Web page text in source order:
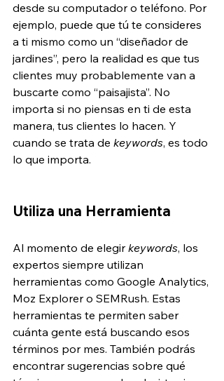
desde su computador o teléfono. Por
ejemplo, puede que tú te consideres
a ti mismo como un “diseñador de
jardines”, pero la realidad es que tus
clientes muy probablemente van a
buscarte como “paisajista”. No
importa si no piensas en ti de esta
manera, tus clientes lo hacen. Y
cuando se trata de keywords, es todo
lo que importa.
Utiliza una Herramienta
Al momento de elegir keywords, los
expertos siempre utilizan
herramientas como Google Analytics,
Moz Explorer o SEMRush. Estas
herramientas te permiten saber
cuánta gente está buscando esos
términos por mes. También podrás
encontrar sugerencias sobre qué